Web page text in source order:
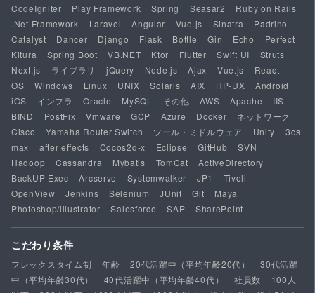
CodeIgniter
Play Framework Spring Seasar2
Ruby on Rails
.Net Framework
Laravel Angular Vue.js Sinatra
Padrino
Catalyst
Dancer Django Flask Bottle Gin Echo
Perfect
Kitura
Spring Boot VB.NET Ktor Flutter Swift UI
Struts
Next.js
ライブラリ jQuery Node.js Ajax Vue.js
React
OS
Windows Linux UNIX Solaris AIX HP-UX
Android
iOS
インフラ Oracle MySQL その他 AWS Apache
IIS
BIND
PostFix Vmware GCP Azure Docker
ネットワーク
Cisco
Yamaha Router Switch ツール・ミドルウェア Unity
3ds
max
after effects Cocos2d-x Eclipse GitHub
SVN
Hadoop
Cassandra Mybatis TomCat
ActiveDirectory
BackUP Exec
Arcserve Systemwalker JP1
Tivoli
OpenView
Jenkins Selenium JUnit Git
Maya
Photoshop/illustrator
Salesforce SAP SharePoint
こだわり条件
フレックスタイム制 年齢 20代活躍中（平均年齢20代）
30代活躍
中（平均年齢30代）
40代活躍中（平均年齢40代） 社員数
100人